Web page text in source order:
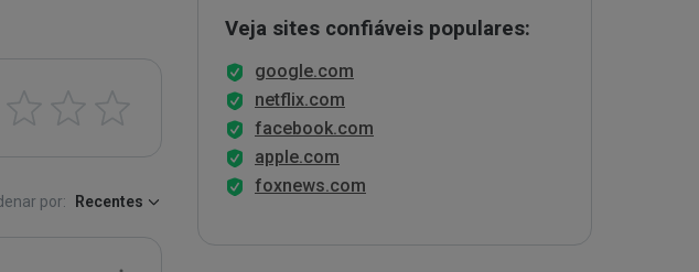
por: Recentes
Veja sites confiáveis populares:
google.com
netflix.com
facebook.com
apple.com
foxnews.com